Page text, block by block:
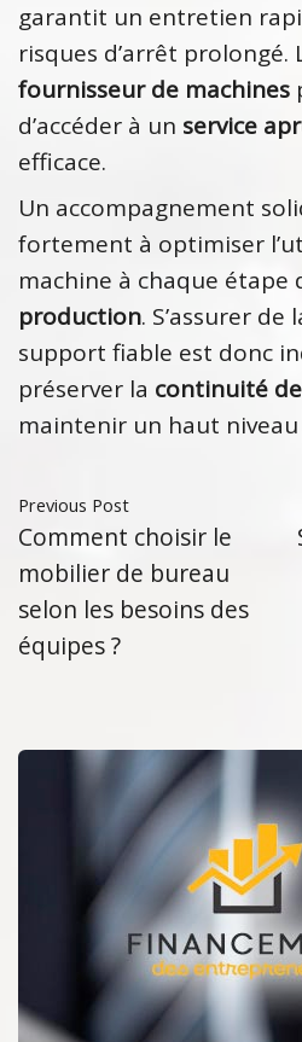
garantit un entretien
risques d’arrêt prolongé.
fournisseur de machines
d’accéder à un service
efficace.
Un accompagnement
fortement à optimiser
machine à chaque étape
production. S’assurer de
support fiable est donc
préserver la continuité
maintenir un haut niveau
Previous Post
Comment choisir le
mobilier de bureau
selon les besoins des
équipes ?